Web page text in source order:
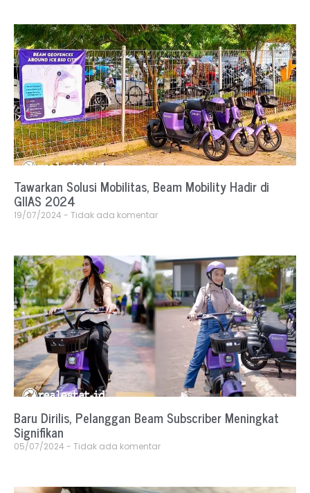
Tawarkan Solusi Mobilitas, Beam Mobility Hadir di
GIIAS 2024
19/07/2024 Tidak ada komentar
Baru Dirilis, Pelanggan Beam Subscriber Meningkat
Signifikan
05/07/2024 Tidak ada komentar